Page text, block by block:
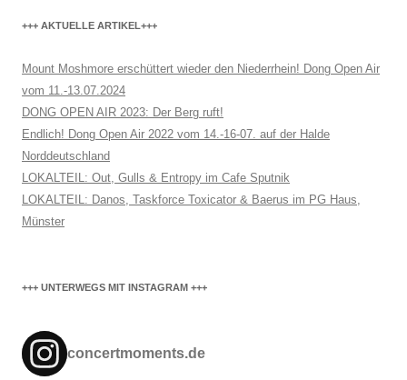
+++ AKTUELLE ARTIKEL+++
Mount Moshmore erschüttert wieder den Niederrhein! Dong Open Air
vom 11.-13.07.2024
DONG OPEN AIR 2023: Der Berg ruft!
Endlich! Dong Open Air 2022 vom 14.-16-07. auf der Halde
Norddeutschland
LOKALTEIL: Out, Gulls & Entropy im Cafe Sputnik
LOKALTEIL: Danos, Taskforce Toxicator & Baerus im PG Haus,
Münster
+++ UNTERWEGS MIT INSTAGRAM +++
concertmoments.de